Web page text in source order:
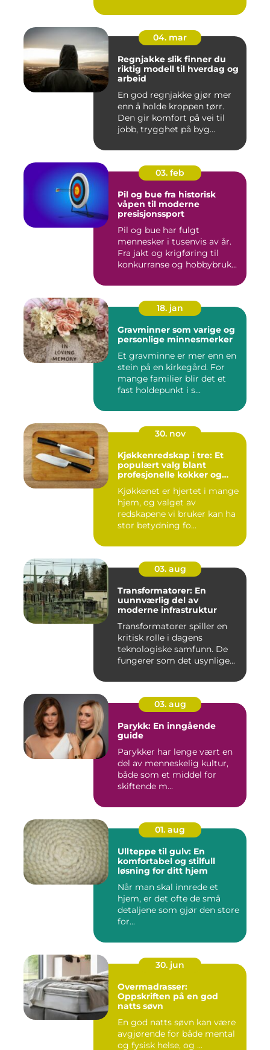
04. mar
Regnjakke slik finner du
riktig modell til hverdag og
arbeid
En god regnjakke gjør mer
enn å holde kroppen tørr.
Den gir komfort på vei til
jobb, trygghet på byg...
03. feb
Pil og bue fra historisk
våpen til moderne
presisjonssport
Pil og bue har fulgt
mennesker i tusenvis av år.
Fra jakt og krigføring til
konkurranse og hobbybruk...
18. jan
Gravminner som varige og
personlige minnesmerker
Et gravminne er mer enn en
stein på en kirkegård. For
mange familier blir det et
fast holdepunkt i s...
30. nov
Kjøkkenredskap i tre: Et
populært valg blant
profesjonelle kokker og
Kjøkkenet er hjertet i mange
hjem, og valget av
redskapene vi bruker kan ha
stor betydning fo...
03. aug
Transformatorer: En
uunnværlig del av
moderne infrastruktur
Transformatorer spiller en
kritisk rolle i dagens
teknologiske samfunn. De
fungerer som det usynlige...
03. aug
Parykk: En inngående
guide
Parykker har lenge vært en
del av menneskelig kultur,
både som et middel for
skiftende m...
01. aug
Ullteppe til gulv: En
komfortabel og stilfull
løsning for ditt hjem
Når man skal innrede et
hjem, er det ofte de små
detaljene som gjør den store
for...
30. jun
Overmadrasser:
Oppskriften på en god
natts søvn
En god natts søvn kan være
avgjørende for både mental
og fysisk helse, og ...